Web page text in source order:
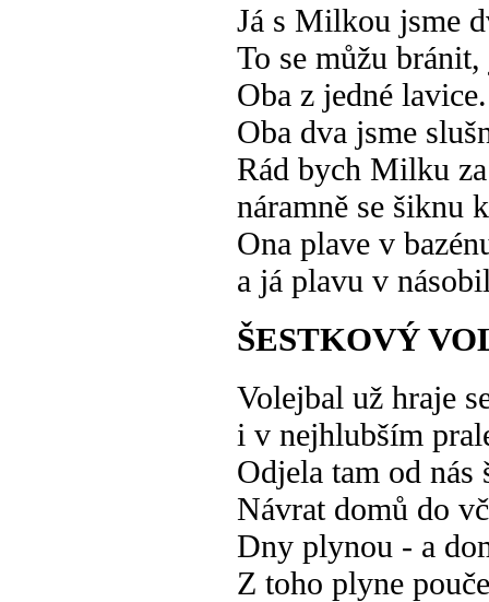
Já s Milkou jsme
To se můžu
Oba z jedné lavice.
Oba dva jsme
Rád bych Milku
náramně se šiknu
Ona plave v
a já plavu v
ŠESTKOVÝ
Volejbal už hraje
i v nejhlubším
Odjela tam od nás
Návrat domů do
Dny plynou - a
Z toho plyne